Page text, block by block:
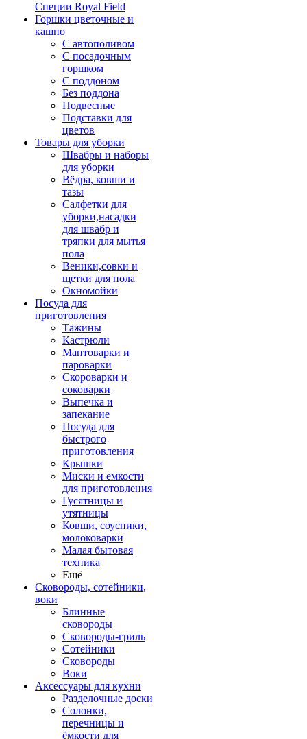
Специи Royal Field
Горшки цветочные и
кашпо
С автополивом
С посадочным
горшком
С поддоном
Без поддона
Подвесные
Подставки для
цветов
Товары для уборки
Швабры и наборы
для уборки
Вёдра, ковши и
тазы
Салфетки для
уборки,насадки
для швабр и
тряпки для мытья
пола
Веники,совки и
щетки для пола
Окномойки
Посуда для
приготовления
Тажины
Кастрюли
Мантоварки и
пароварки
Скороварки и
соковарки
Выпечка и
запекание
Посуда для
быстрого
приготовления
Крышки
Миски и емкости
для приготовления
Гусятницы и
утятницы
Ковши, соусники,
молоковарки
Малая бытовая
техника
Ещё
Сковороды, сотейники,
воки
Блинные
сковороды
Сковороды-гриль
Сотейники
Сковороды
Воки
Аксессуары для кухни
Разделочные доски
Солонки,
перечницы и
ёмкости для